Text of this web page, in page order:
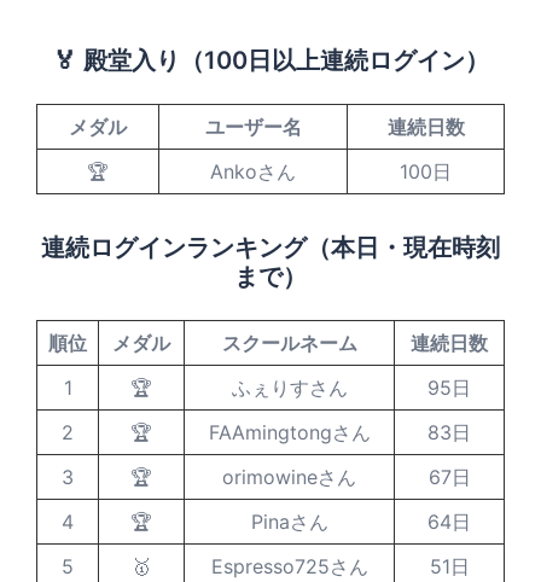
🏅 殿堂入り（100日以上連続ログイン）
メダル ユーザー名
連続日数
🏆
Ankoさん 100日
連続ログインランキング（本日・現在時刻
まで）
順位 メダル スクールネーム
連続日数
1
🏆 ふぇりすさん
95日
2
🏆 FAAmingtongさん
83日
3
🏆 orimowineさん
67日
4
🏆 Pinaさん
64日
5
🥇 Espresso725さん
51日